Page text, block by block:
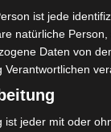
ist jede
natürliche Person,
Daten von
Verantwortlichen
ist jeder mit oder